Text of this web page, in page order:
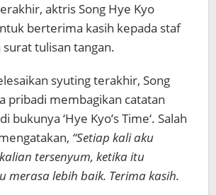
aktris Song Hye Kyo
berterima kasih kepada staf
tulisan tangan.
syuting terakhir, Song
pribadi membagikan catatan
bukunya ‘Hye Kyo’s Time‘. Salah
“Setiap kali aku
tersenyum, ketika itu
merasa lebih baik. Terima kasih.